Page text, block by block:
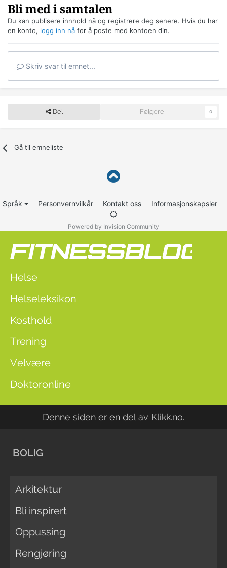
Bli med i samtalen
Du kan publisere innhold nå og registrere deg senere. Hvis du har
en konto, logg inn nå for å poste med kontoen din.
Skriv svar til emnet...
Del Følgere 0
Gå til emneliste
Språk Personvernvilkår Kontakt oss Informasjonskapsler
Powered by Invision Community
Helse
Helseleksikon
Kosthold
Trening
Velvære
Doktoronline
Denne siden er en del av Klikk.no.
BOLIG
Arkitektur
Bli inspirert
Oppussing
Rengjøring